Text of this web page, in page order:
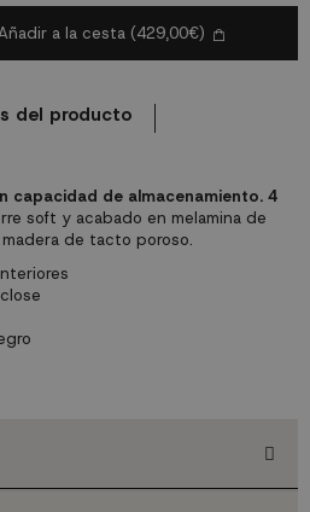
capacidad de almacenamiento. 4
soft y acabado en melamina de
de tacto poroso.
a la cesta (429,00€)
del producto